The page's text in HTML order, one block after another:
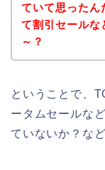
ていて思ったん
て割引セールな
～？
ということで、
ータムセールな
ていないか？な